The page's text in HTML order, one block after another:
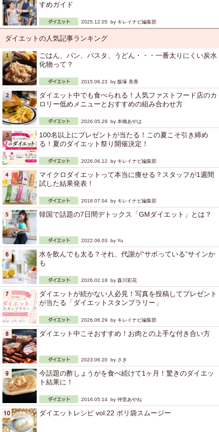
すめガイド
2025.12.05 by キレイナビ編集部
ダイエットの人気記事ランキング
ごはん、パン、パスタ、うどん・・・一番太りにくい炭水
化物って？
2015.06.23 by 飯塚 美香
ダイエット中でも食べられる！人気ファストフード店のカ
ロリー低めメニューとおすすめの組み合わせ方
2026.05.29 by 本橋あやは
100名以上にプレゼントが当たる！この夏こそ引き締め
る！夏のダイエット祭り開催決定！
2026.06.12 by キレイナビ編集部
マイクロダイエットって本当に痩せる？スタッフが1週間
試した結果発表！
2018.07.04 by キレイナビ編集部
韓国で話題の7日間デトックス「GMダイエット」とは？
2022.06.03 by Yu
水を飲んでも太る？それ、代謝が“サボっている”サインか
も
2026.02.18 by 森川彩花
ダイエットが続かない人必見！写真を投稿してプレゼント
が当たる「ダイエットスタンプラリー」
2026.06.29 by キレイナビ編集部
ダイエット中こそおすすめ！お肉との上手な付き合い方
2023.06.20 by さき
今話題の酢しょうがを食べ続けて1ヶ月！驚きのダイエッ
ト結果に！
2016.05.14 by 仲里あやね
ダイエットレシピ vol:22 ポリ袋スムージー